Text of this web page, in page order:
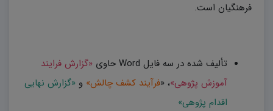
فرهنگیان است.
تألیف شده در سه فایل Word حاوی
«گزارش فرایند
آموزش پژوهی»، «فرآیند کشف چالش» و «گزارش نهایی
اقدام پژوهی»